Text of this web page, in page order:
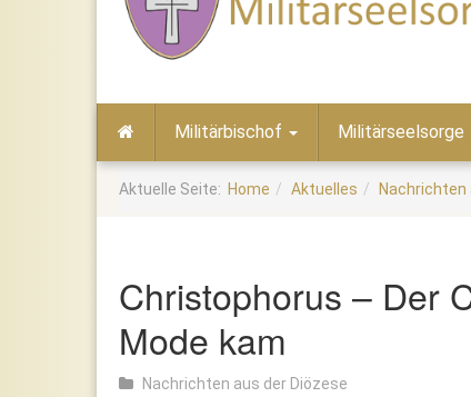
Home
Militärbischof Militärseelsorge
Aktuelle Seite: Home Aktuelles Nachrichten
Christophorus – Der
Mode kam
Nachrichten aus der Diözese